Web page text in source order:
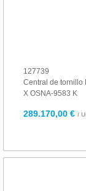
127739
Central de tornillo
X OSNA-9583 K
289.170,00 € /